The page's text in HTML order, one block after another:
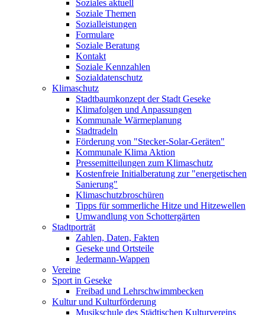
Soziales aktuell
Soziale Themen
Sozialleistungen
Formulare
Soziale Beratung
Kontakt
Soziale Kennzahlen
Sozialdatenschutz
Klimaschutz
Stadtbaumkonzept der Stadt Geseke
Klimafolgen und Anpassungen
Kommunale Wärmeplanung
Stadtradeln
Förderung von "Stecker-Solar-Geräten"
Kommunale Klima Aktion
Pressemitteilungen zum Klimaschutz
Kostenfreie Initialberatung zur "energetischen
Sanierung"
Klimaschutzbroschüren
Tipps für sommerliche Hitze und Hitzewellen
Umwandlung von Schottergärten
Stadtporträt
Zahlen, Daten, Fakten
Geseke und Ortsteile
Jedermann-Wappen
Vereine
Sport in Geseke
Freibad und Lehrschwimmbecken
Kultur und Kulturförderung
Musikschule des Städtischen Kulturvereins